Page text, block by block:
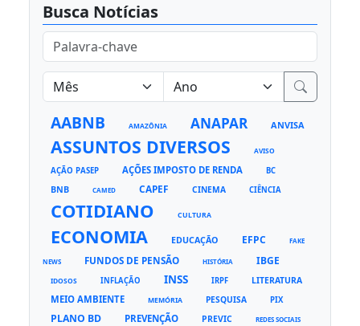
Busca Notícias
AABNB AMAZÔNIA ANAPAR ANVISA
ASSUNTOS DIVERSOS AVISO
AÇÃO PASEP AÇÕES IMPOSTO DE RENDA BC
BNB CAMED CAPEF CINEMA CIÊNCIA
COTIDIANO CULTURA
ECONOMIA EDUCAÇÃO EFPC FAKE
NEWS FUNDOS DE PENSÃO HISTÓRIA IBGE
IDOSOS INFLAÇÃO INSS IRPF LITERATURA
MEIO AMBIENTE MEMÓRIA PESQUISA PIX
PLANO BD PREVENÇÃO PREVIC REDES SOCIAIS